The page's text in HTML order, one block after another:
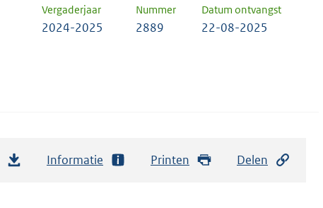
Vergaderjaar Nummer Datum ontvangst
2024-2025 2889 22-08-2025
Informatie Printen Delen